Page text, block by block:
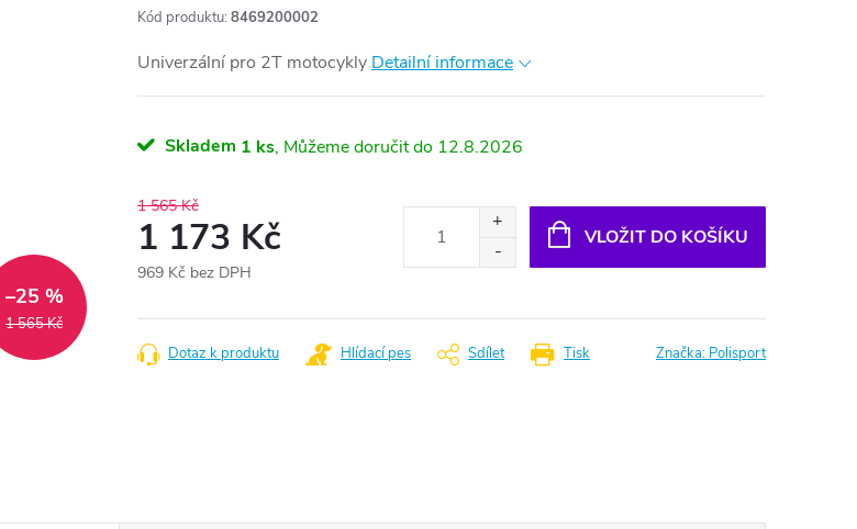
1 565 Kč
–25 %
Kód produktu: 8469200002
Univerzální pro 2T motocykly Detailní informace
Skladem 1 ks 12.8.2026
1 565 Kč
1 173 Kč
969 Kč bez DPH
cena:
VLOŽIT DO KOŠÍKU
Tisk
Dotaz k produktu Hlídací pes Sdílet Značka: Polisport